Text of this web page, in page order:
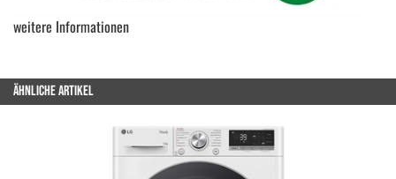
weitere Informationen
ÄHNLICHE ARTIKEL